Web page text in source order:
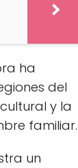
ha
del
y la
familiar.
un